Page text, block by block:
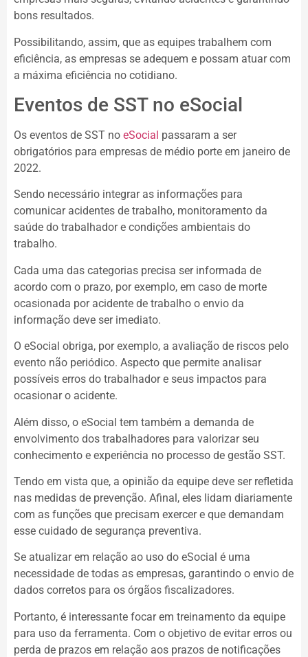
bons resultados.
Possibilitando, assim, que as equipes trabalhem com
eficiência, as empresas se adequem e possam atuar com
a máxima eficiência no cotidiano.
Eventos de SST no eSocial
Os eventos de SST no eSocial passaram a ser
obrigatórios para empresas de médio porte em janeiro de
2022.
Sendo necessário integrar as informações para
comunicar acidentes de trabalho, monitoramento da
saúde do trabalhador e condições ambientais do
trabalho.
Cada uma das categorias precisa ser informada de
acordo com o prazo, por exemplo, em caso de morte
ocasionada por acidente de trabalho o envio da
informação deve ser imediato.
O eSocial obriga, por exemplo, a avaliação de riscos pelo
evento não periódico. Aspecto que permite analisar
possíveis erros do trabalhador e seus impactos para
ocasionar o acidente.
Além disso, o eSocial tem também a demanda de
envolvimento dos trabalhadores para valorizar seu
conhecimento e experiência no processo de gestão SST.
Tendo em vista que, a opinião da equipe deve ser refletida
nas medidas de prevenção. Afinal, eles lidam diariamente
com as funções que precisam exercer e que demandam
esse cuidado de segurança preventiva.
Se atualizar em relação ao uso do eSocial é uma
necessidade de todas as empresas, garantindo o envio de
dados corretos para os órgãos fiscalizadores.
Portanto, é interessante focar em treinamento da equipe
para uso da ferramenta. Com o objetivo de evitar erros ou
perda de prazos em relação aos prazos de notificações